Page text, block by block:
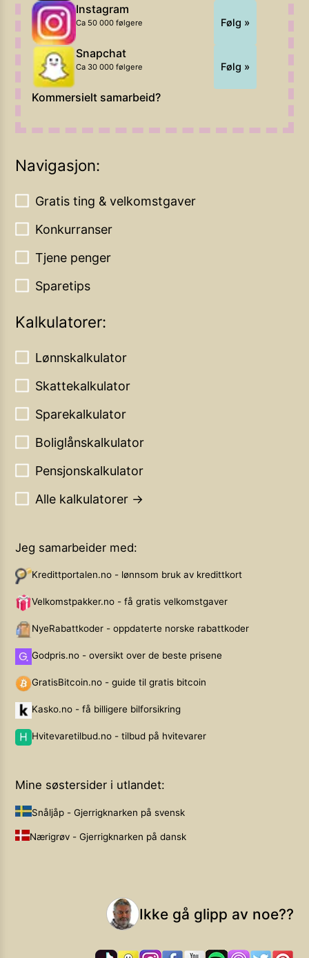
Instagram
Ca 50 000 følgere Følg »
Snapchat
Ca 30 000 følgere Følg »
Kommersielt samarbeid?
Navigasjon:
Gratis ting & velkomstgaver
Konkurranser
Tjene penger
Sparetips
Kalkulatorer:
Lønnskalkulator
Skattekalkulator
Sparekalkulator
Boliglånskalkulator
Pensjonskalkulator
Alle kalkulatorer →
Jeg samarbeider med:
Kredittportalen.no - lønnsom bruk av kredittkort
Velkomstpakker.no - få gratis velkomstgaver
NyeRabattkoder - oppdaterte norske rabattkoder
Godpris.no - oversikt over de beste prisene
GratisBitcoin.no - guide til gratis bitcoin
Kasko.no - få billigere bilforsikring
Hvitevaretilbud.no - tilbud på hvitevarer
Mine søstersider i utlandet:
Snåljåp - Gjerrigknarken på svensk
Nærigrøv - Gjerrigknarken på dansk
Ikke gå glipp av noe??